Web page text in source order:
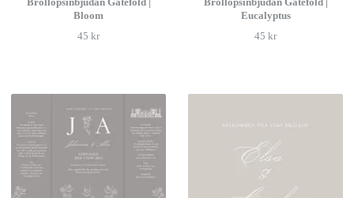
Bloom
45 kr
Eucalyptus
45 kr